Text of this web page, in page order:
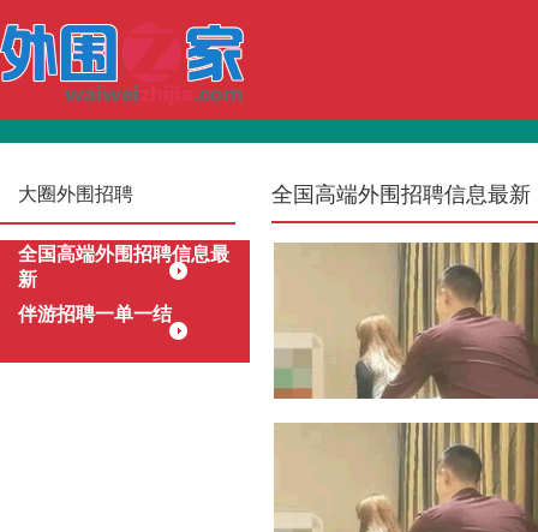
大圈外围招聘
全国高端外围招聘信息最
新
伴游招聘一单一结
全国高端外围招聘信息最新